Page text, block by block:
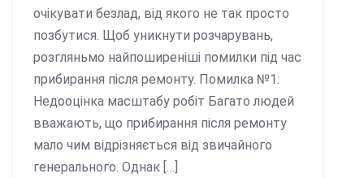
очікувати безлад, від якого не так просто
позбутися. Щоб уникнути розчарувань,
розгляньмо найпоширеніші помилки під час
прибирання після ремонту. Помилка №1:
Недооцінка масштабу робіт Багато людей
вважають, що прибирання після ремонту
мало чим відрізняється від звичайного
генерального. Однак […]